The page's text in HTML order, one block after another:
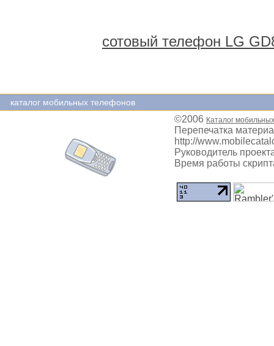
сотовый телефон LG
каталог мобильных телефонов
©2006 Каталог
Перепечатка
http://
Руководитель
Время работы